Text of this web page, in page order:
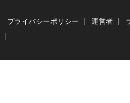
プライバシーポリシー 運営者